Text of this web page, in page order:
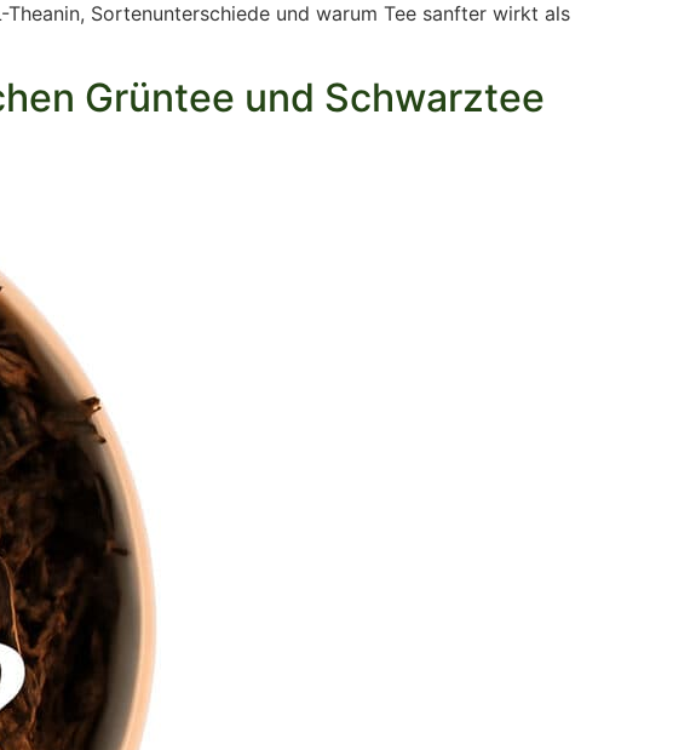
Sortenunterschiede und warum Tee sanfter wirkt als
Grüntee und Schwarztee